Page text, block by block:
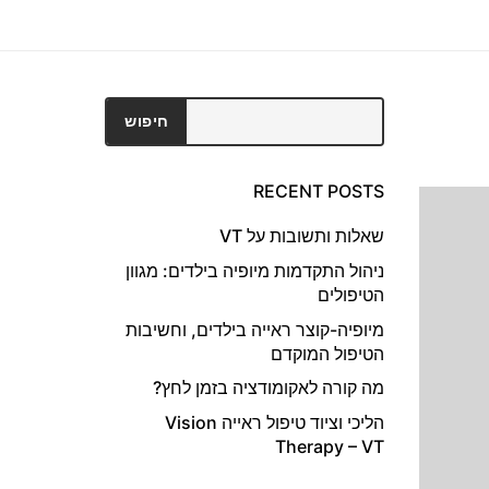
חיפוש
RECENT POSTS
שאלות ותשובות על VT
ניהול התקדמות מיופיה בילדים: מגוון
הטיפולים
מיופיה-קוצר ראייה בילדים, וחשיבות
הטיפול המוקדם
מה קורה לאקומודציה בזמן לחץ?
הליכי וציוד טיפול ראייה Vision
Therapy – VT